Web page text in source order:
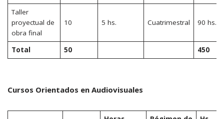
Taller
proyectual de
obra final
10 5 hs. Cuatrimestral 90 hs.
Total 50 450
Cursos Orientados en Audiovisuales